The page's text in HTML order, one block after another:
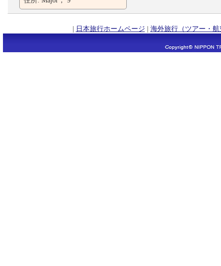
| 日本旅行ホームページ | 海外旅行（ツアー・航